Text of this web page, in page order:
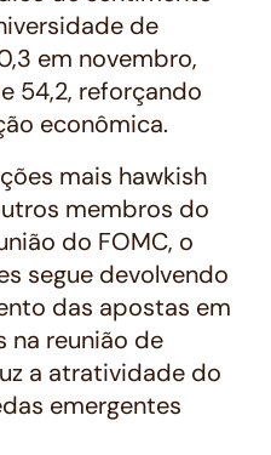
de
em novembro,
54,2, reforçando
econômica.
mais hawkish
membros do
do FOMC, o
segue devolvendo
das apostas em
na reunião de
a atratividade do
emergentes